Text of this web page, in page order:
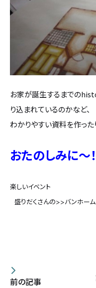
お家が誕生するまでの
り込まれているのかなど、
わかりやすい資料を作った
おたのしみに～！
楽しいイベント
盛りだくさんの＞＞バンホーム
前の記事